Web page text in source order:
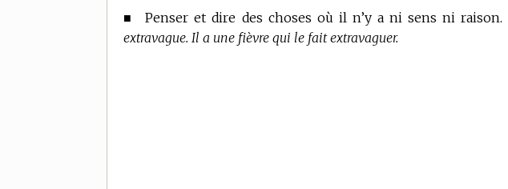
■Penser et dire des choses où il n’y a ni sens ni raison.
extravague. Il a une fièvre qui le fait extravaguer.